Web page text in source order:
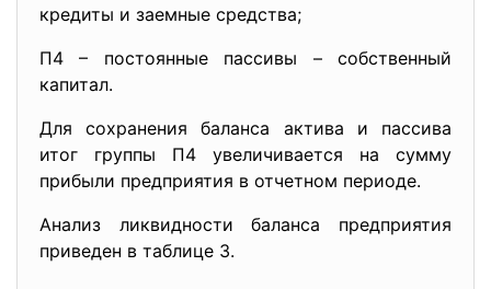
кредиты и заемные средства;
П4 – постоянные пассивы – собственный
капитал.
Для сохранения баланса актива и пассива
итог группы П4 увеличивается на сумму
прибыли предприятия в отчетном периоде.
Анализ ликвидности баланса предприятия
приведен в таблице 3.